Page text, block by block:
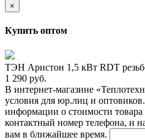
×
Купить оптом
ТЭН Аристон 1,5 кВт RDT
1 290 руб.
В интернет-магазине
условия для юр.лиц и
информации о стоимости товара
контактный номер телефона, и
вам в ближайшее время.